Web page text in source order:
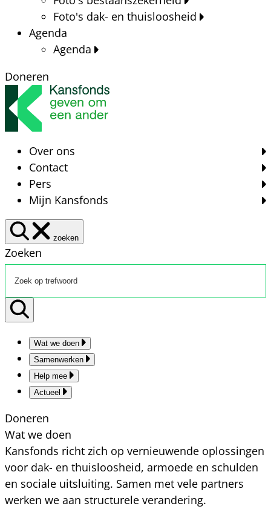
Foto's dak- en thuisloosheid
Agenda
Agenda
Doneren
Over ons
Contact
Pers
Mijn Kansfonds
zoeken
Zoeken
Wat we doen
Samenwerken
Help mee
Actueel
Doneren
Wat we doen
Kansfonds richt zich op vernieuwende oplossingen
voor dak- en thuisloosheid, armoede en schulden
en sociale uitsluiting. Samen met vele partners
werken we aan structurele verandering.